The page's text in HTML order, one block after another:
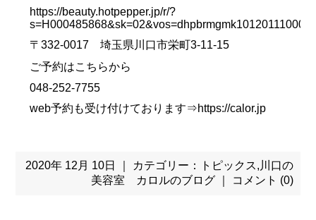
https://beauty.hotpepper.jp/r/?
s=H000485868&sk=02&vos=dhpbrmgmk10120111000
〒332-0017 埼玉県川口市栄町3-11-15
ご予約はこちらから
048-252-7755
web予約も受け付けております⇒https://calor.jp
2020年 12月 10日 ｜ カテゴリー： トピックス, 川口の
美容室 カロルのブログ｜ コメント (0)